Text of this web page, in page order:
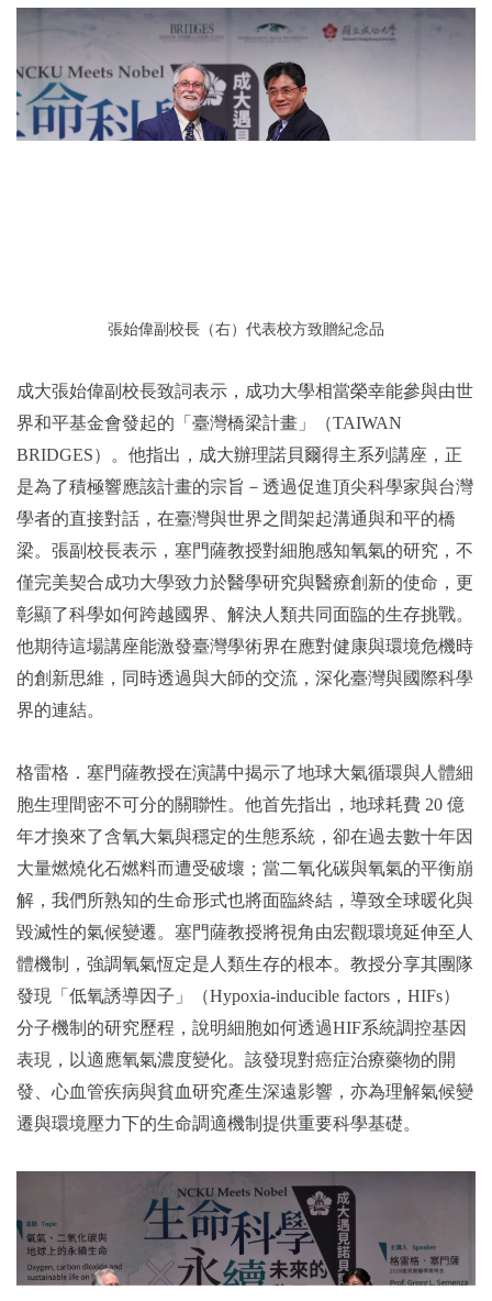
張始偉副校長（右）代表校方致贈紀念品
成大張始偉副校長致詞表示，成功大學相當榮幸能參與由世
界和平基金會發起的「臺灣橋梁計畫」（TAIWAN
BRIDGES）。他指出，成大辦理諾貝爾得主系列講座，正
是為了積極響應該計畫的宗旨－透過促進頂尖科學家與台灣
學者的直接對話，在臺灣與世界之間架起溝通與和平的橋
梁。張副校長表示，塞門薩教授對細胞感知氧氣的研究，不
僅完美契合成功大學致力於醫學研究與醫療創新的使命， 更
彰顯了科學如何跨越國界、解決人類共同面臨的生存挑戰。
他期待這場講座能激發臺灣學術界在應對健康與環境危機時
的創新思維，同時透過與大師的交流，深化臺灣與國際科學
界的連結。
格雷格．塞門薩教授在演講中揭示了地球大氣循環與人體細
胞生理間密不可分的關聯性。他首先指出，地球耗費 20 億
年才換來了含氧大氣與穩定的生態系統，卻在過去數十年因
大量燃燒化石燃料而遭受破壞；當二氧化碳與氧氣的平衡崩
解，我們所熟知的生命形式也將面臨終結，導致全球暖化與
毀滅性的氣候變遷。塞門薩教授將視角由宏觀環境延伸至人
體機制，強調氧氣恆定是人類生存的根本。教授分享其團隊
發現「低氧誘導因子」（Hypoxia-inducible factors，HIFs）
分子機制的研究歷程，說明細胞如何透過HIF系統調控基因
表現，以適應氧氣濃度變化。該發現對癌症治療藥物的開
發、心血管疾病與貧血研究產生深遠影響，亦為理解氣候變
遷與環境壓力下的生命調適機制提供重要科學基礎。